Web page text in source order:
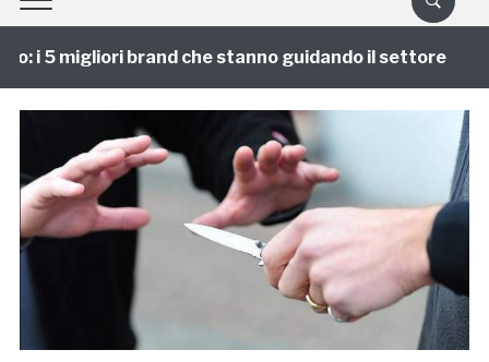
i 5 migliori brand che stanno guidando il settore